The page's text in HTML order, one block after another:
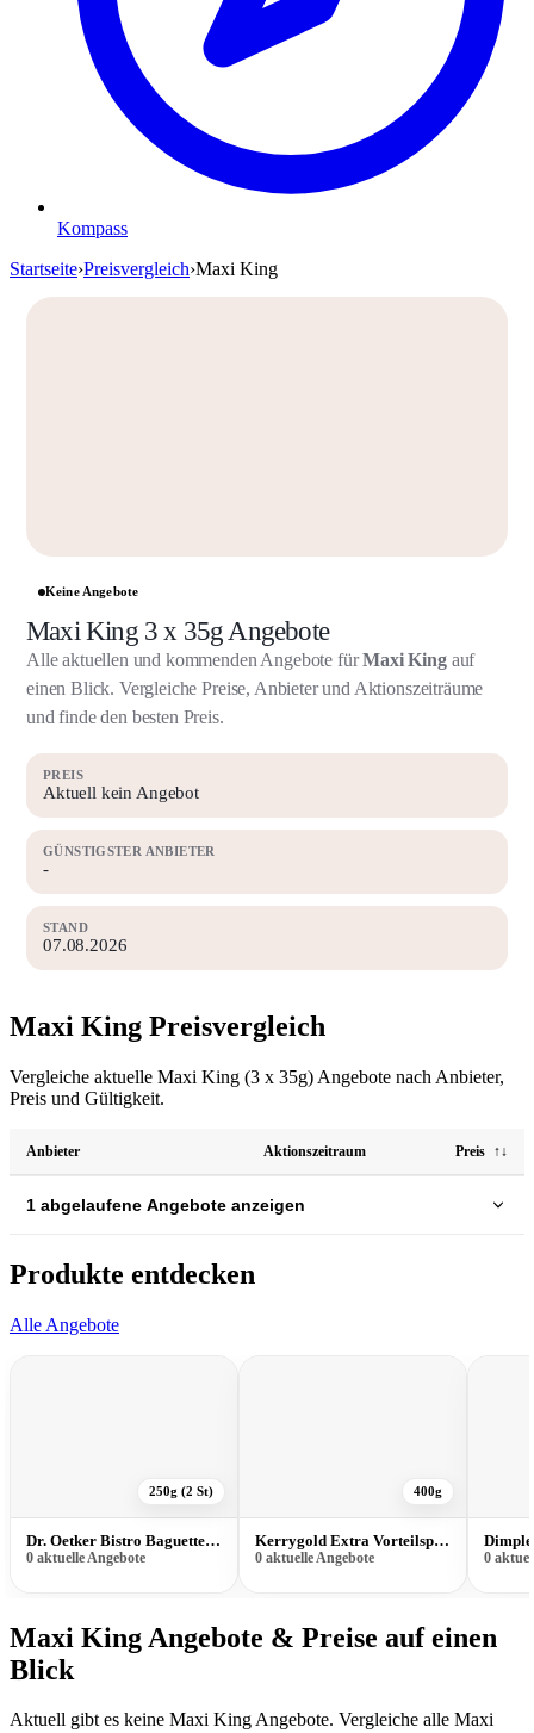
Kompass
Startseite›Preisvergleich›Maxi King
Keine Angebote
Maxi King 3 x 35g Angebote
Alle aktuellen und kommenden Angebote fürMaxi Kingauf
einen Blick. Vergleiche Preise, Anbieter und Aktionszeiträume
und finde den besten Preis.
PREIS
Aktuell kein Angebot
GÜNSTIGSTER ANBIETER
-
STAND
07.08.2026
Maxi King Preisvergleich
Vergleiche aktuelle Maxi King (3 x 35g) Angebote nach Anbieter,
Preis und Gültigkeit.
Anbieter Aktionszeitraum Preis ↑↓
1 abgelaufene Angebote anzeigen
Produkte entdecken
Alle Angebote
250g (2 St)
Dr. Oetker Bistro Baguette 250g (2 St)
0 aktuelle Angebote
400g
Kerrygold Extra Vorteilspack 400g
0 aktuelle Angebote 0
Maxi King Angebote & Preise auf einen
Blick
Aktuell gibt es keine Maxi King Angebote. Vergleiche alle Maxi